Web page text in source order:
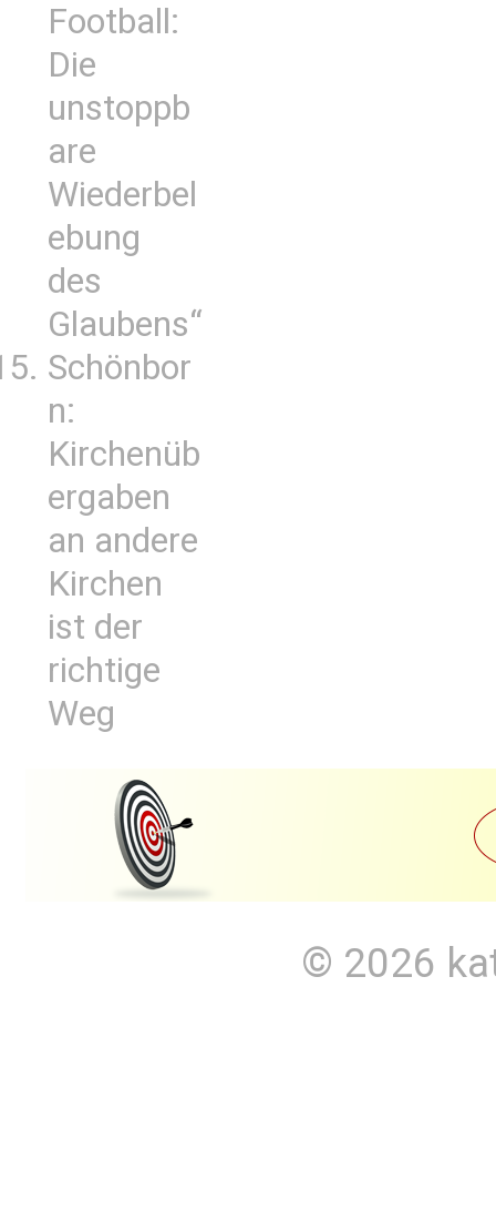
Football:
Die
unstoppb
are
Wiederbel
ebung
des
Glaubens“
Schönbor
n:
Kirchenüb
ergaben
an andere
Kirchen
ist der
richtige
Weg
© 2026